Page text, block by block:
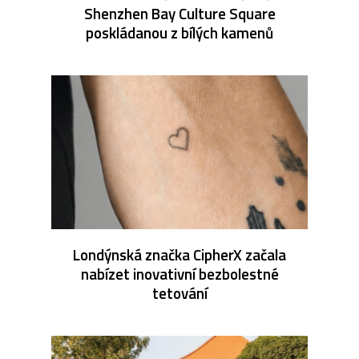
Shenzhen Bay Culture Square
poskládanou z bílých kamenů
Londýnská značka CipherX začala
nabízet inovativní bezbolestné
tetování